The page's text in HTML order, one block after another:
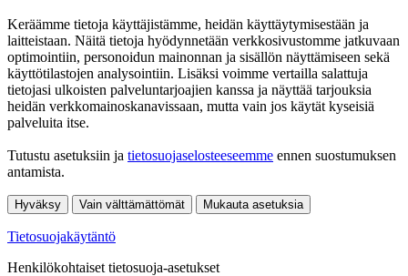
Keräämme tietoja käyttäjistämme, heidän käyttäytymisestään ja
laitteistaan. Näitä tietoja hyödynnetään verkkosivustomme jatkuvaan
optimointiin, personoidun mainonnan ja sisällön näyttämiseen sekä
käyttötilastojen analysointiin. Lisäksi voimme vertailla salattuja
tietojasi ulkoisten palveluntarjoajien kanssa ja näyttää tarjouksia
heidän verkkomainoskanavissaan, mutta vain jos käytät kyseisiä
palveluita itse.
Tutustu asetuksiin ja tietosuojaselosteeseemme ennen suostumuksen
antamista.
Hyväksy Vain välttämättömät Mukauta asetuksia
Tietosuojakäytäntö
Henkilökohtaiset tietosuoja-asetukset